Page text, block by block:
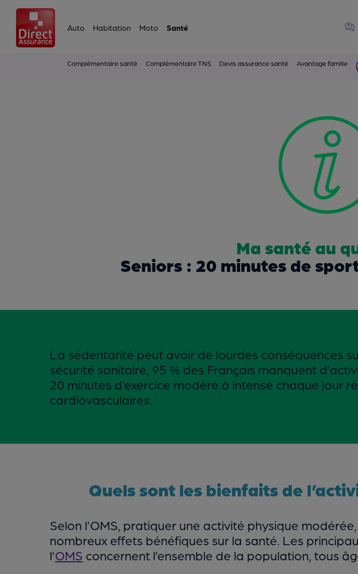
Auto Habitation Moto Santé
Complémentaire santé Complémentaire TNS Devis assurance santé Avantage famille
Ma santé au
Seniors : 20 minutes de
La sédentarité peut avoir de lourdes conséquences
sécurité sanitaire, 95 % des Français manquent
20 minutes d’exercice modéré à intense chaque jour
cardiovasculaires.
Quels sont les bienfaits de
Selon l’OMS, pratiquer une activité physique
nombreux effets bénéfiques sur la santé. Les
l’OMS concernent l’ensemble de la population, tous